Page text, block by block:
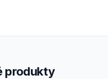
produkty